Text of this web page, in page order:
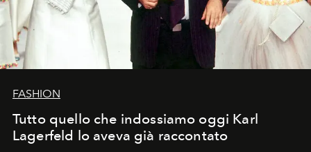
FASHION
Tutto quello che indossiamo oggi Karl
Lagerfeld lo aveva già raccontato